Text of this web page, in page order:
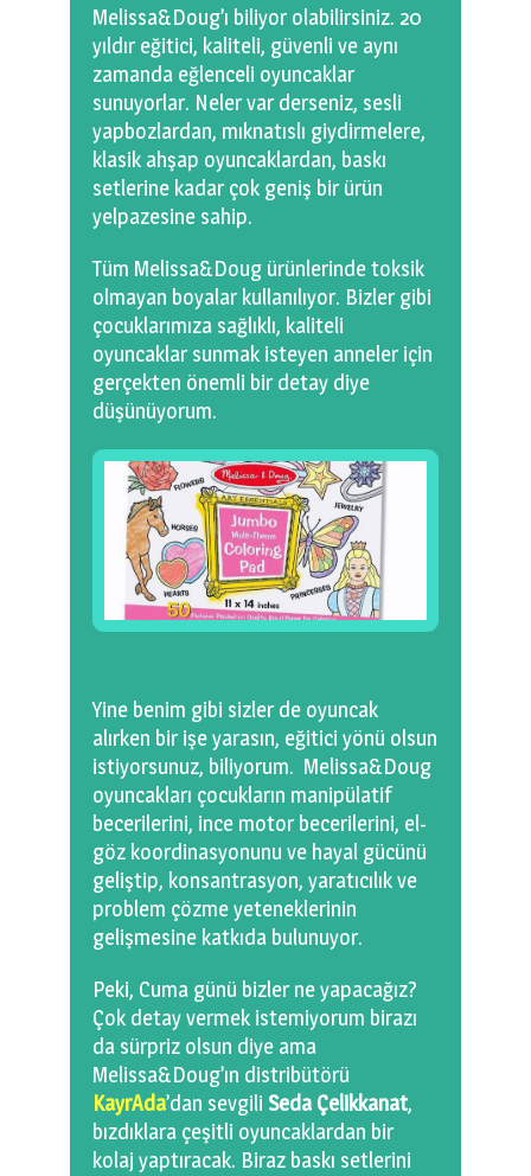
Melissa&Doug’ı biliyor olabilirsiniz. 20
yıldır eğitici, kaliteli, güvenli ve aynı
zamanda eğlenceli oyuncaklar
sunuyorlar. Neler var derseniz, sesli
yapbozlardan, mıknatıslı giydirmelere,
klasik ahşap oyuncaklardan, baskı
setlerine kadar çok geniş bir ürün
yelpazesine sahip.
Tüm Melissa&Doug ürünlerinde toksik
olmayan boyalar kullanılıyor. Bizler gibi
çocuklarımıza sağlıklı, kaliteli
oyuncaklar sunmak isteyen anneler için
gerçekten önemli bir detay diye
düşünüyorum.
Yine benim gibi sizler de oyuncak
alırken bir işe yarasın, eğitici yönü olsun
istiyorsunuz, biliyorum. Melissa&Doug
oyuncakları çocukların manipülatif
becerilerini, ince motor becerilerini, el-
göz koordinasyonunu ve hayal gücünü
geliştip, konsantrasyon, yaratıcılık ve
problem çözme yeteneklerinin
gelişmesine katkıda bulunuyor.
Peki, Cuma günü bizler ne yapacağız?
Çok detay vermek istemiyorum birazı
da sürpriz olsun diye ama
Melissa&Doug’ın distribütörü
KayrAda’dan sevgili Seda Çelikkanat,
bızdıklara çeşitli oyuncaklardan bir
kolaj yaptıracak. Biraz baskı setlerini